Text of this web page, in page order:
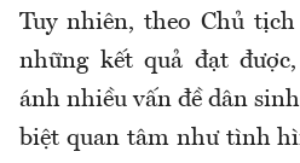
Tuy nhiên, theo Chủ
những kết quả đạt
ánh nhiều vấn đề dân
biệt quan tâm như tình